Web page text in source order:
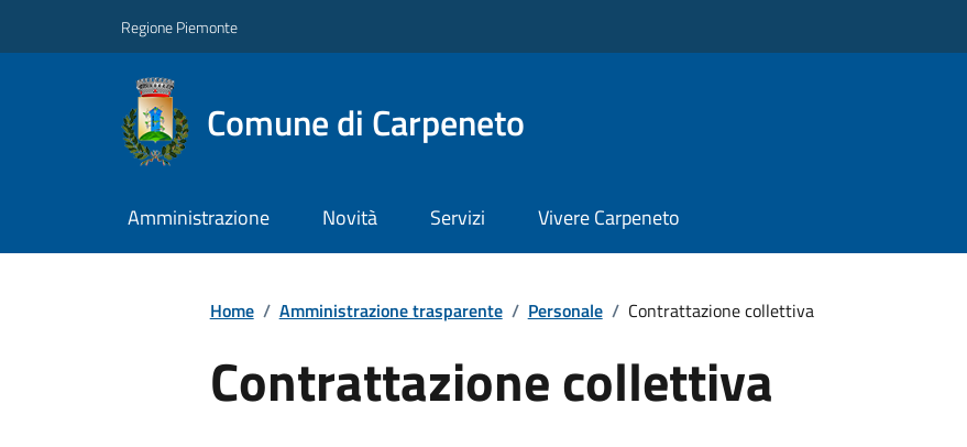
Regione Piemonte
Comune di Carpeneto
Amministrazione Novità Servizi Vivere Carpeneto
Home / Amministrazione trasparente / Personale / Contrattazione collettiva
Contrattazione collettiva